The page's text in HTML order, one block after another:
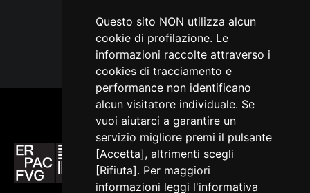
Questo sito NON utilizza alcun
cookie di profilazione. Le
informazioni raccolte attraverso i
cookies di tracciamento e
performance non identificano
alcun visitatore individuale. Se
vuoi aiutarci a garantire un
servizio migliore premi il pulsante
[Accetta], altrimenti scegli
[Rifiuta]. Per maggiori
informazioni leggi l'informativa